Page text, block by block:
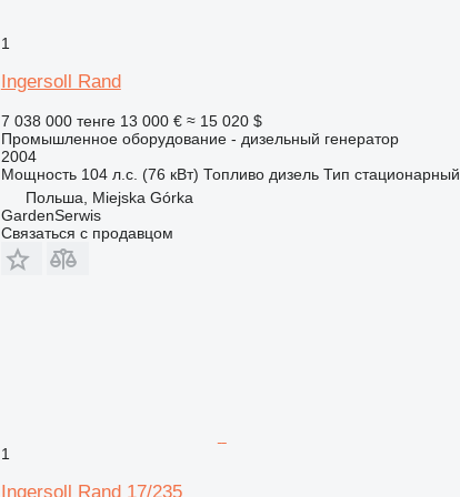
1
Ingersoll Rand
7 038 000 тенге 13 000 € ≈ 15 020 $
Промышленное оборудование - дизельный генератор
2004
Мощность 104 л.с. (76 кВт) Топливо дизель Тип стационарный
Польша, Miejska Górka
GardenSerwis
Связаться с продавцом
1
Ingersoll Rand 17/235